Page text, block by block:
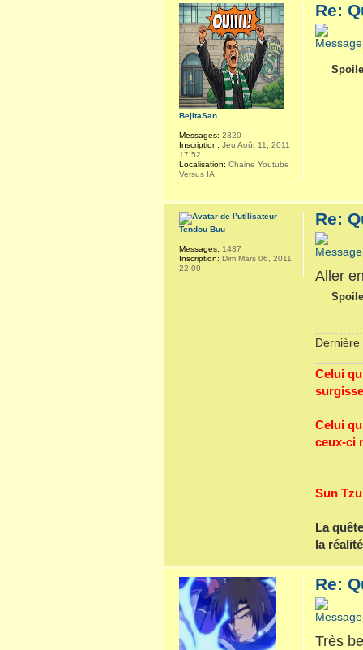
Re:
BejitaSan
Messages: 2820
Inscription: Jeu Août 11, 2011
17:52
Localisation: Chaine Youtube
Versus IA
Re:
Aller
Celui
Celui
ceux-ci
Sun Tzu
La
la réalité
Tendou Buu
Messages: 1437
Inscription: Dim Mars 06, 2011
22:09
Re:
Très